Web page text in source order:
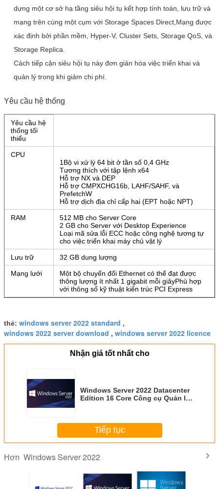
dựng một cơ sở hạ tầng siêu hội tụ kết hợp tính toán, lưu trữ và
mạng trên cùng một cụm với Storage Spaces Direct,Mạng được
xác định bởi phần mềm, Hyper-V, Cluster Sets, Storage QoS, và
Storage Replica.
Cách tiếp cận siêu hội tụ này đơn giản hóa việc triển khai và
quản lý trong khi giảm chi phí.
Yêu cầu hệ thống
Yêu cầu hệ
thống tối
thiểu
CPU
1Bộ vi xử lý 64 bit ở tần số 0,4 GHz
Tương thích với tập lệnh x64
Hỗ trợ NX và DEP
Hỗ trợ CMPXCHG16b, LAHF/SAHF, và
PrefetchW
Hỗ trợ dịch địa chỉ cấp hai (EPT hoặc NPT)
RAM
512 MB cho Server Core
2 GB cho Server với Desktop Experience
Loại mã sửa lỗi ECC hoặc công nghệ tương tự
cho việc triển khai máy chủ vật lý
Lưu trữ 32 GB dung lượng
Mạng lưới
Một bộ chuyển đổi Ethernet có thể đạt được
thông lượng ít nhất 1 gigabit mỗi giâyPhù hợp
với thông số kỹ thuật kiến trúc PCI Express
thẻ: windows server 2022 standard ,
windows 2022 server download , windows server 2022 licence
Nhận giá tốt nhất cho
Windows Server 2022 Datacenter
Edition 16 Core Công cụ Quản lý
Tiếp tục
Hơn Windows Server 2022